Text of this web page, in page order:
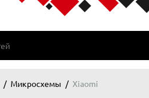
Микросхемы Xiaomi